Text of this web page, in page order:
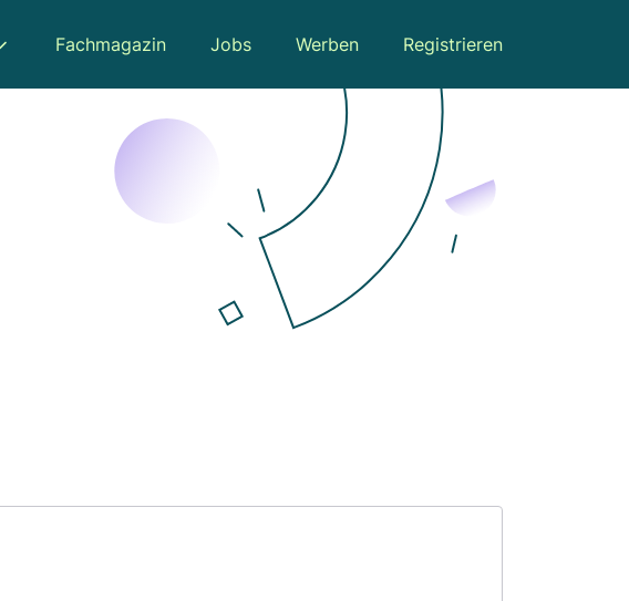
Fachmagazin Jobs Werben Registrieren